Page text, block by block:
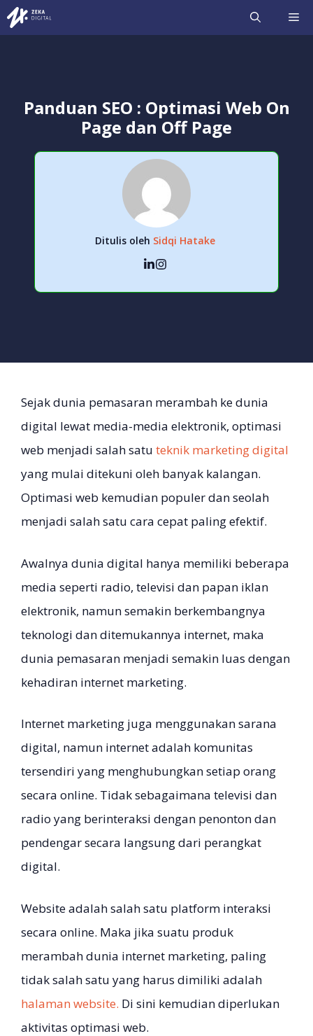
Langsung
ke
Panduan SEO : Optimasi Web On
Page dan Off Page
Ditulis oleh Sidqi Hatake
Sejak dunia pemasaran merambah ke dunia
digital lewat media-media elektronik, optimasi
web menjadi salah satu teknik marketing digital
yang mulai ditekuni oleh banyak kalangan.
Optimasi web kemudian populer dan seolah
menjadi salah satu cara cepat paling efektif.
Awalnya dunia digital hanya memiliki beberapa
media seperti radio, televisi dan papan iklan
elektronik, namun semakin berkembangnya
teknologi dan ditemukannya internet, maka
dunia pemasaran menjadi semakin luas dengan
kehadiran internet marketing.
Internet marketing juga menggunakan sarana
digital, namun internet adalah komunitas
tersendiri yang menghubungkan setiap orang
secara online. Tidak sebagaimana televisi dan
radio yang berinteraksi dengan penonton dan
pendengar secara langsung dari perangkat
digital.
Website adalah salah satu platform interaksi
secara online. Maka jika suatu produk
merambah dunia internet marketing, paling
tidak salah satu yang harus dimiliki adalah
halaman website. Di sini kemudian diperlukan
aktivitas optimasi web.